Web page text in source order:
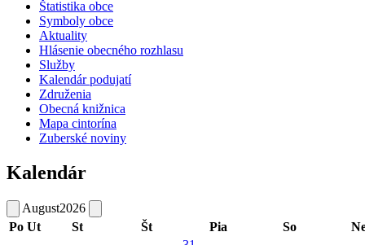
Štatistika obce
Symboly obce
Aktuality
Hlásenie obecného rozhlasu
Služby
Kalendár podujatí
Združenia
Obecná knižnica
Mapa cintorína
Zuberské noviny
Kalendár
August2026
Po Ut St Št Pia So